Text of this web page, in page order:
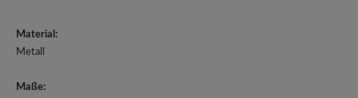
Material:
Metall
Maße: